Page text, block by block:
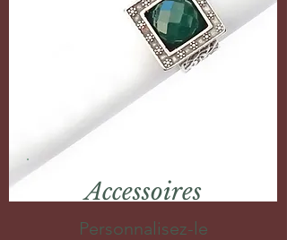
Accessoires
Personnalisez-le